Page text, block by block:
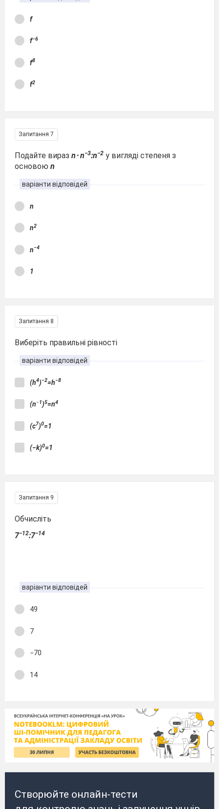
f
f−6
f8
f2
Запитання 7
Подайте вираз n⋅ n−3:n−2 у вигляді степеня з
основою n
варіанти відповідей
n
n2
n−4
1
Запитання 8
Виберіть правильні рівності
варіанти відповідей
(h4)−2=h−8
(n−1)5=n4
(c7)0=1
(−k)0=1
Запитання 9
Обчисліть
7−12:7−14
варіанти відповідей
49
7
−70
14
Створюйте онлайн-тести